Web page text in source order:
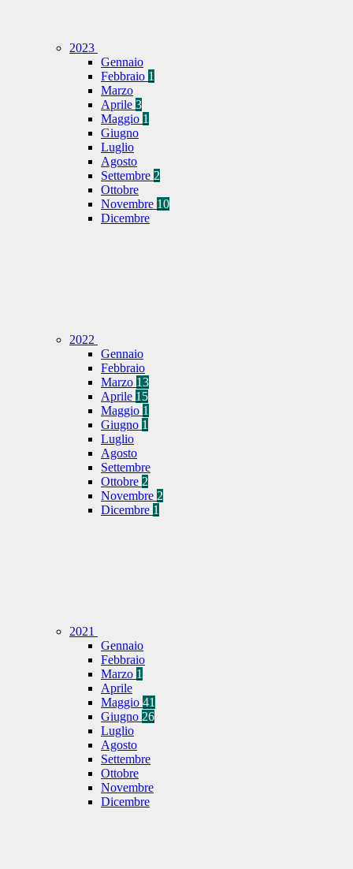
2023
Gennaio
Febbraio 1
Marzo
Aprile 3
Maggio 1
Giugno
Luglio
Agosto
Settembre 2
Ottobre
Novembre 10
Dicembre
2022
Gennaio
Febbraio
Marzo 13
Aprile 15
Maggio 1
Giugno 1
Luglio
Agosto
Settembre
Ottobre 2
Novembre 2
Dicembre 1
2021
Gennaio
Febbraio
Marzo 1
Aprile
Maggio 41
Giugno 26
Luglio
Agosto
Settembre
Ottobre
Novembre
Dicembre